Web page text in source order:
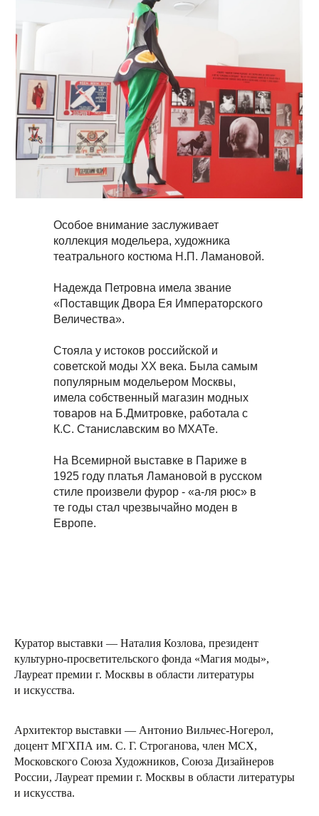
Особое внимание заслуживает
коллекция модельера, художника
театрального костюма Н.П. Ламановой.
Надежда Петровна имела звание
«Поставщик Двора Ея Императорского
Величества».
Стояла у истоков российской и
советской моды XX века. Была самым
популярным модельером Москвы,
имела собственный магазин модных
товаров на Б.Дмитровке, работала с
К.С. Станиславским во МХАТе.
На Всемирной выставке в Париже в
1925 году платья Ламановой в русском
стиле произвели фурор - «а-ля рюс» в
те годы стал чрезвычайно моден в
Европе.
Куратор выставки — Наталия Козлова, президент
культурно-просветительского фонда «Магия моды»,
Лауреат премии г. Москвы в области литературы
и искусства.
Архитектор выставки — Антонио Вильчес-Ногерол,
доцент МГХПА им. С. Г. Строганова, член МСХ,
Московского Союза Художников, Союза Дизайнеров
России, Лауреат премии г. Москвы в области литературы
и искусства.